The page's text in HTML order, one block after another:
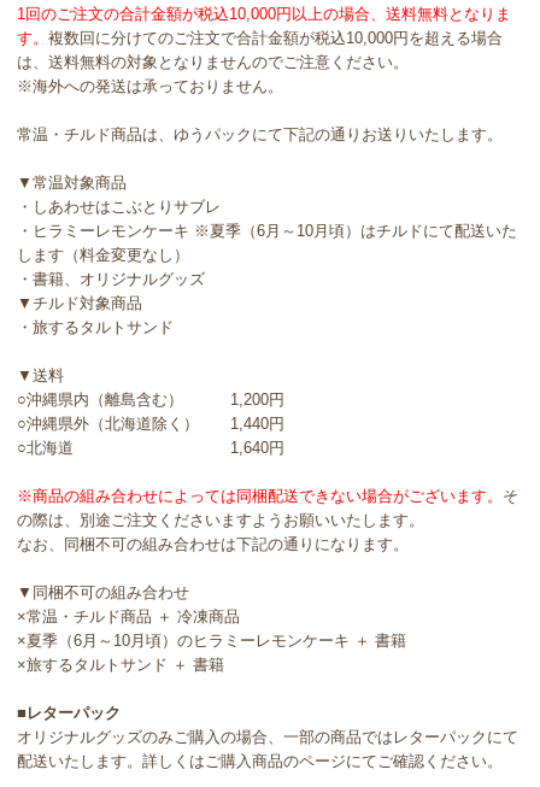
1回のご注文の合計金額が税込10,000円以上の場合、送料無料となりま
す。複数回に分けてのご注文で合計金額が税込10,000円を超える場合
は、送料無料の対象となりませんのでご注意ください。
※海外への発送は承っておりません。
常温・チルド商品は、ゆうパックにて下記の通りお送りいたします。
▼常温対象商品
・しあわせはこぶとりサブレ
・ヒラミーレモンケーキ ※夏季（6月～10月頃）はチルドにて配送いた
します（料金変更なし）
・書籍、オリジナルグッズ
▼チルド対象商品
・旅するタルトサンド
▼送料
○沖縄県内（離島含む） 1,200円
○沖縄県外（北海道除く） 1,440円
○北海道 1,640円
※商品の組み合わせによっては同梱配送できない場合がございます。 そ
の際は、別途ご注文くださいますようお願いいたします。
なお、同梱不可の組み合わせは下記の通りになります。
▼同梱不可の組み合わせ
×常温・チルド商品 ＋ 冷凍商品
×夏季（6月～10月頃）のヒラミーレモンケーキ ＋ 書籍
×旅するタルトサンド ＋ 書籍
■レターパック
オリジナルグッズのみご購入の場合、一部の商品ではレターパックにて
配送いたします。詳しくはご購入商品のページにてご確認ください。